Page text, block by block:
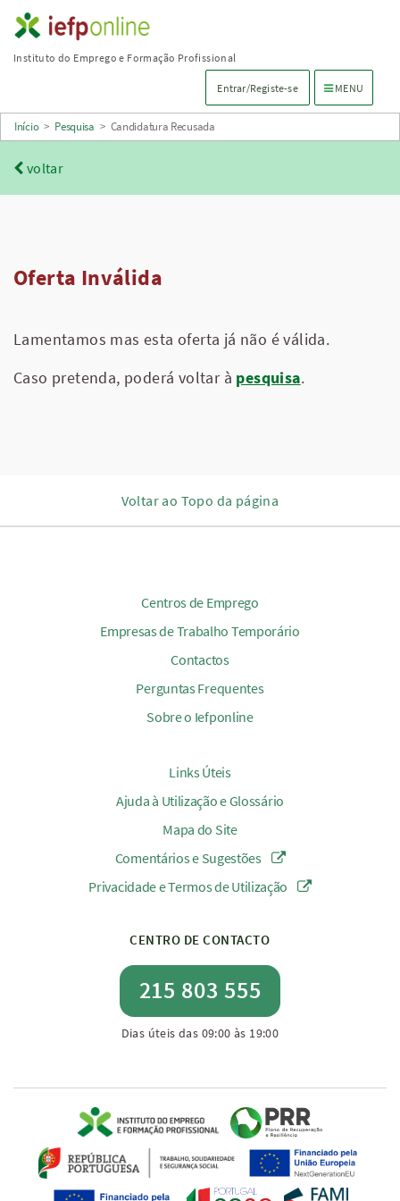
Saltar
para
principal
Instituto do Emprego e Formação Profissional
Entrar/Registe-se Menu de
MENU
Início > Pesquisa > Candidatura Recusada
voltar
Oferta Inválida
Lamentamos mas esta oferta já não é válida.
Caso pretenda, poderá voltar à pesquisa.
Voltar ao Topo da página
Centros de Emprego
Empresas de Trabalho Temporário
Contactos
Perguntas Frequentes
Sobre o Iefponline
Links Úteis
Ajuda à Utilização e Glossário
Mapa do Site
Comentários e Sugestões
Privacidade e Termos de Utilização
CENTRO DE CONTACTO
215 803 555
Dias úteis das 09:00 às 19:00